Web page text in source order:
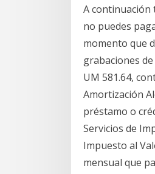
A continuación
no puedes
momento que
grabaciones
UM 581.64,
Amortización
préstamo o
Servicios de
Impuesto al
mensual que